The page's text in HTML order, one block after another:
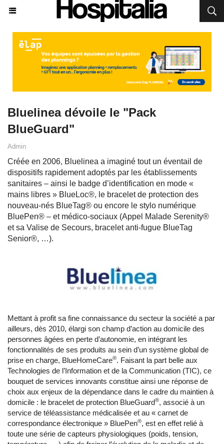
Bluelinea dévoile le "Pack
BlueGuard"
Admin
Créée en 2006, Bluelinea a imaginé tout un éventail de
dispositifs rapidement adoptés par les établissements
sanitaires – ainsi le badge d’identification en mode «
mains libres » BlueLoc®, le bracelet de protection des
nouveau-nés BlueTag® ou encore le stylo numérique
BluePen® – et médico-sociaux (Appel Malade Serenity®
et sa Valise de Secours, bracelet anti-fugue BlueTag
Senior®, …).
Mettant à profit sa fine connaissance du secteur la société a par
ailleurs, dès 2010, élargi son champ d’action au domicile des
personnes âgées en perte d’autonomie, en intégrant les
fonctionnalités de ses produits au sein d’un système global de
prise en charge, BlueHomeCare®. Faisant la part belle aux
Technologies de l’Information et de la Communication (TIC), ce
bouquet de services innovants constitue ainsi une réponse de
choix aux enjeux de la dépendance dans le cadre du maintien à
domicile : le bracelet de protection BlueGuard®, associé à un
service de téléassistance médicalisée et au « carnet de
correspondance électronique » BluePen®, est en effet relié à
toute une série de capteurs physiologiques (poids, tension,